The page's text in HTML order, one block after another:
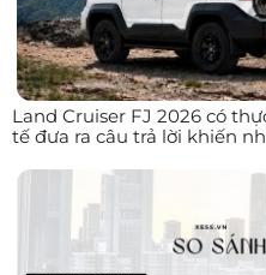
Land Cruiser FJ 2026 có
tế đưa ra câu trả lời khiến